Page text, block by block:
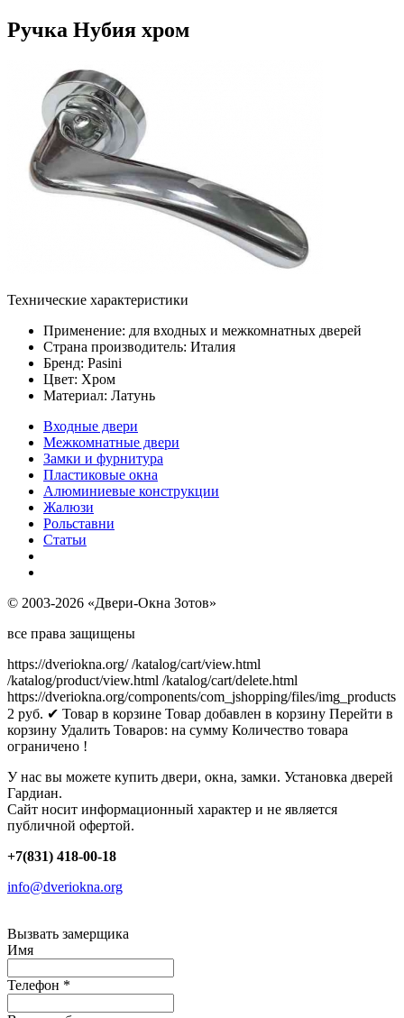
Ручка Нубия хром
Технические характеристики
Применение: для входных и межкомнатных дверей
Страна производитель: Италия
Бренд: Pasini
Цвет: Хром
Материал: Латунь
Входные двери
Межкомнатные двери
Замки и фурнитура
Пластиковые окна
Алюминиевые конструкции
Жалюзи
Рольставни
Статьи
© 2003-2026 «Двери-Окна Зотов»
все права защищены
https://dveriokna.org/ /katalog/cart/view.html
/katalog/product/view.html /katalog/cart/delete.html
https://dveriokna.org/components/com_jshopping/files/img_products
2 руб. ✔ Товар в корзине Товар добавлен в корзину Перейти в
корзину Удалить Товаров: на сумму Количество товара
ограничено !
У нас вы можете купить двери, окна, замки. Установка дверей
Гардиан.
Сайт носит информационный характер и не является
публичной офертой.
+7(831) 418-00-18
info@dveriokna.org
Вызвать замерщика
Имя
Телефон *